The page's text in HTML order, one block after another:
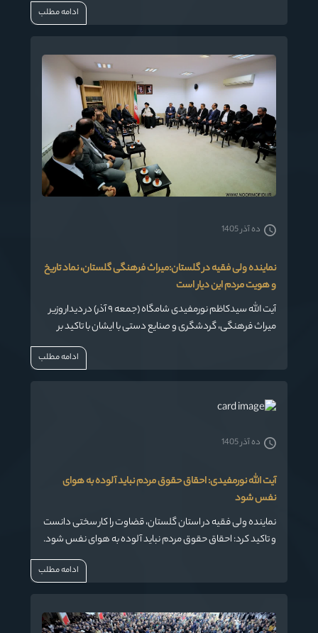
ادامه مطلب
نماینده ولی فقیه در گلستان:میراث‌ فرهنگی گلستان، نماد تاریخ
و هویت مردم این دیار است
آیت الله سیدکاظم نورمفیدی شامگاه (جمعه ٩ آذر) در دیدار وزیر
میراث فرهنگی، گردشگری و صنایع دستی با ایشان با تاکید بر
حفظ هویت فرهنگی استان، گفت: امروز فرهنگ ایرانی-اسلامی
مورد هدف استکبار جهانی قرار گرفته است و باید برای حفاظت از
ده آذر 1405
ادامه مطلب
آیت الله نورمفیدی: احقاق حقوق مردم نباید آلوده به هوای
نفس شود
نماینده ولی فقیه در استان گلستان، قضاوت را کار سختی دانست
و تاکید کرد: احقاق حقوق مردم نباید آلوده به هوای نفس شود.
ده آذر 1405
ادامه مطلب